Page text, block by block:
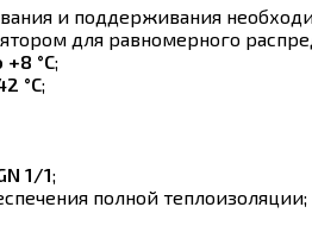
и поддерживания
для равномерного
°C;
°C;
1/1;
полной теплоизоляции;